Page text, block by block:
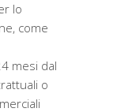
lo
come
mesi dal
o